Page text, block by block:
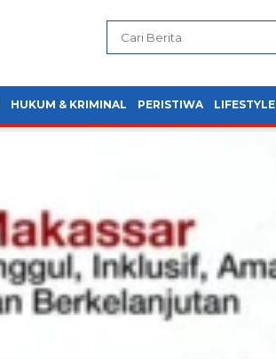
HUKUM & KRIMINAL PERISTIWA LIFESTYLE